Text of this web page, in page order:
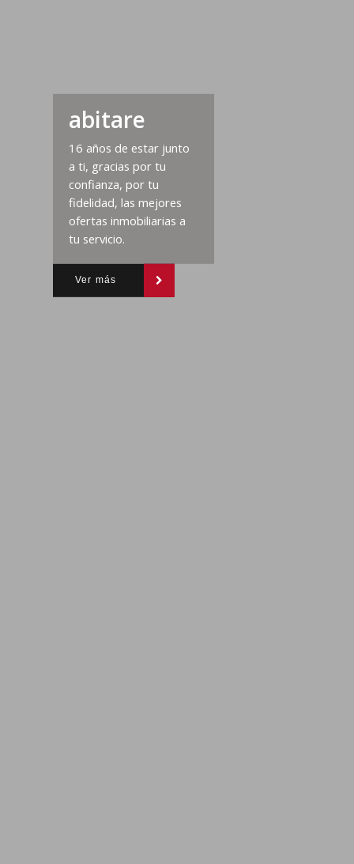
abitare
16 años de estar junto
a ti, gracias por tu
confianza, por tu
fidelidad, las mejores
ofertas inmobiliarias a
tu servicio.
Ver más